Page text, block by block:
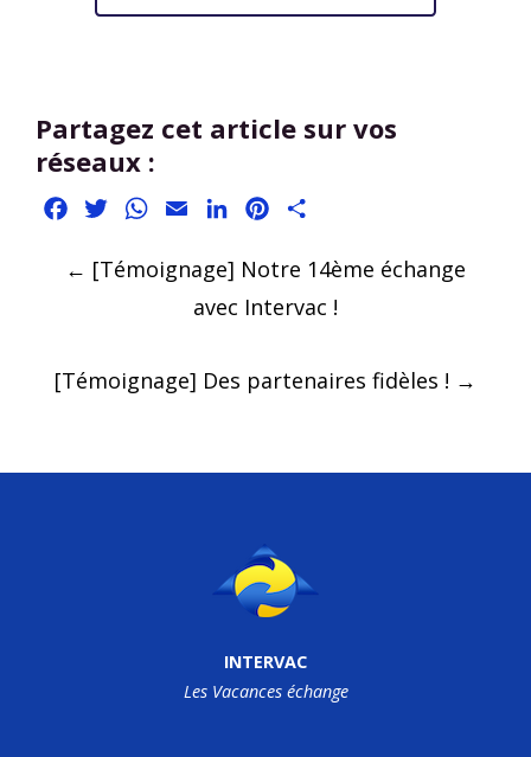
Partagez cet article sur vos
réseaux :
FacebookTwitterWhatsApp
Email LinkedInPinterest
Post
navigation
← [Témoignage] Notre 14ème échange
avec Intervac !
[Témoignage] Des partenaires fidèles ! →
INTERVAC
Les Vacances échange